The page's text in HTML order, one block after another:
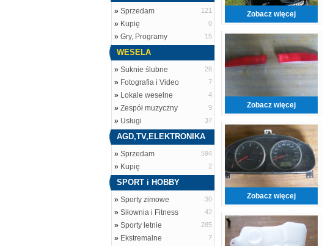
» Sprzedam 121
» Kupię 0
» Gry, Programy 15
WESELA
» Suknie ślubne 28
» Fotografia i Video 7
» Lokale weselne 4
» Zespół muzyczny 9
» Usługi 37
AGD,TV,ELEKTRONIKA
» Sprzedam 594
» Kupię 2
SPORT i HOBBY
» Sporty zimowe 30
» Siłownia i Fitness 42
» Sporty letnie 285
» Ekstremalne 7
Zobacz więcej
Zobacz więcej
Zobacz więcej